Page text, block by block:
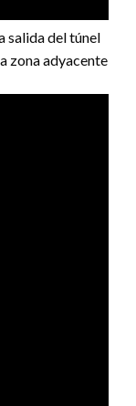
salida del túnel
zona adyacente